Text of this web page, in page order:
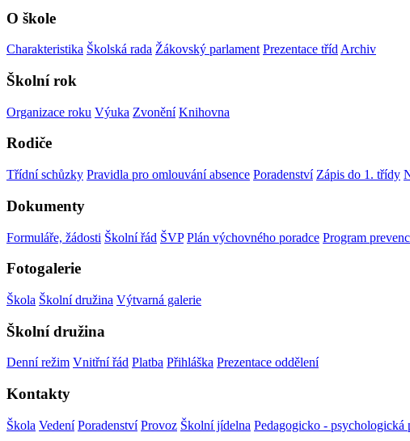
O škole
Charakteristika Školská rada Žákovský parlament Prezentace tříd Archiv
Školní rok
Organizace roku Výuka Zvonění Knihovna
Rodiče
Třídní schůzky Pravidla pro omlouvání absence Poradenství Zápis do 1. třídy
Dokumenty
Formuláře, žádosti Školní řád ŠVP Plán výchovného poradce Program
Fotogalerie
Škola Školní družina Výtvarná galerie
Školní družina
Denní režim Vnitřní řád Platba Přihláška Prezentace oddělení
Kontakty
Škola Vedení Poradenství Provoz Školní jídelna Pedagogicko - psychologická